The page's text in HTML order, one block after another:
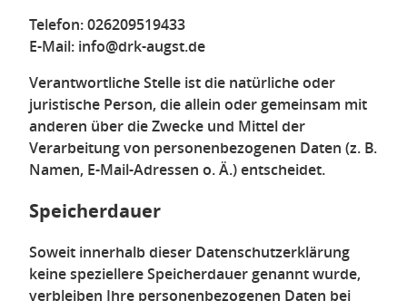
Telefon: 026209519433
E-Mail: info@drk-augst.de
Verantwortliche Stelle ist die natürliche oder
juristische Person, die allein oder gemeinsam mit
anderen über die Zwecke und Mittel der
Verarbeitung von personenbezogenen Daten (z. B.
Namen, E-Mail-Adressen o. Ä.) entscheidet.
Speicherdauer
Soweit innerhalb dieser Datenschutzerklärung
keine speziellere Speicherdauer genannt wurde,
verbleiben Ihre personenbezogenen Daten bei